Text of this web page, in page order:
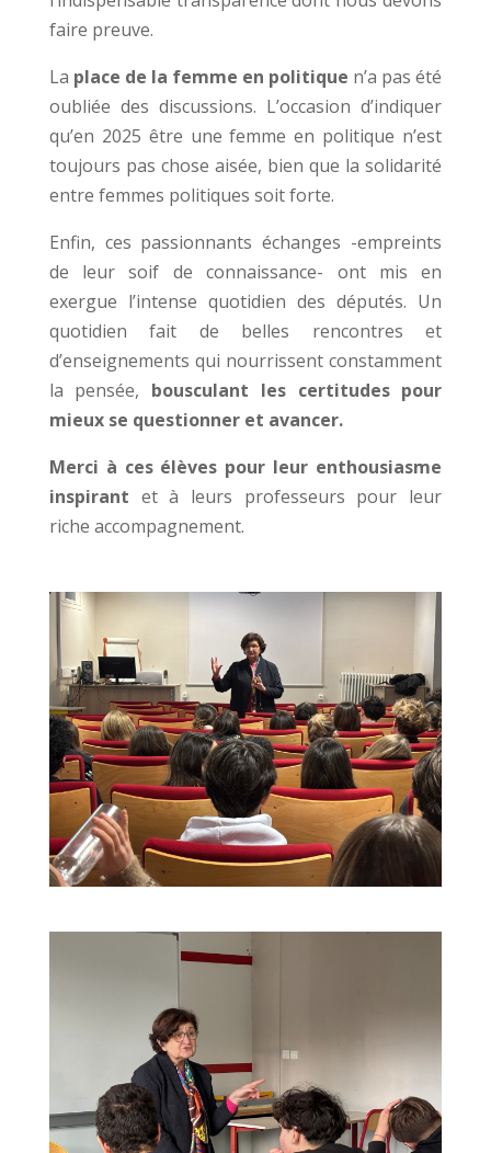
faire preuve.
La place de la femme en politique n’a pas été
oubliée des discussions. L’occasion d’indiquer
qu’en 2025 être une femme en politique n’est
toujours pas chose aisée, bien que la solidarité
entre femmes politiques soit forte.
Enfin, ces passionnants échanges -empreints
de leur soif de connaissance- ont mis en
exergue l’intense quotidien des députés. Un
quotidien fait de belles rencontres et
d’enseignements qui nourrissent constamment
la pensée, bousculant les certitudes pour
mieux se questionner et avancer.
Merci à ces élèves pour leur enthousiasme
inspirant et à leurs professeurs pour leur
riche accompagnement.